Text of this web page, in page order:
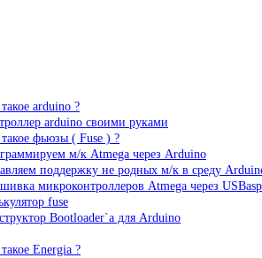
аrduino ?
arduino своими руками
фьюзы ( Fuse ) ?
м/к Atmega через Arduino
поддержку не родных м/к в среду
микроконтроллеров Atmega через USBasp
fuse
Bootloader`а для Arduino
Energia ?